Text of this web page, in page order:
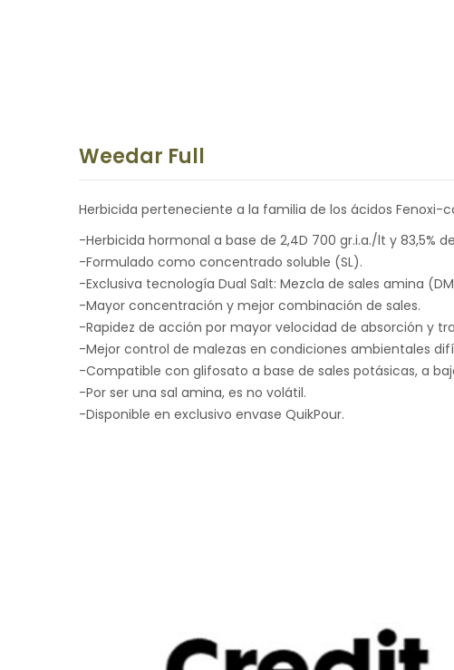
Weedar Full
Herbicida perteneciente a la familia de los ácidos Fenoxi-
-Herbicida hormonal a base de 2,4D 700 gr.i.a./lt y 83,5%
-Formulado como concentrado soluble (SL).
-Exclusiva tecnología Dual Salt: Mezcla de sales amina
-Mayor concentración y mejor combinación de sales.
-Rapidez de acción por mayor velocidad de absorción y
-Mejor control de malezas en condiciones ambientales
-Compatible con glifosato a base de sales potásicas, a
-Por ser una sal amina, es no volátil.
-Disponible en exclusivo envase QuikPour.